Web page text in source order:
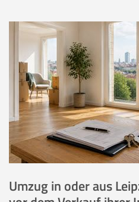
Umzug in oder aus